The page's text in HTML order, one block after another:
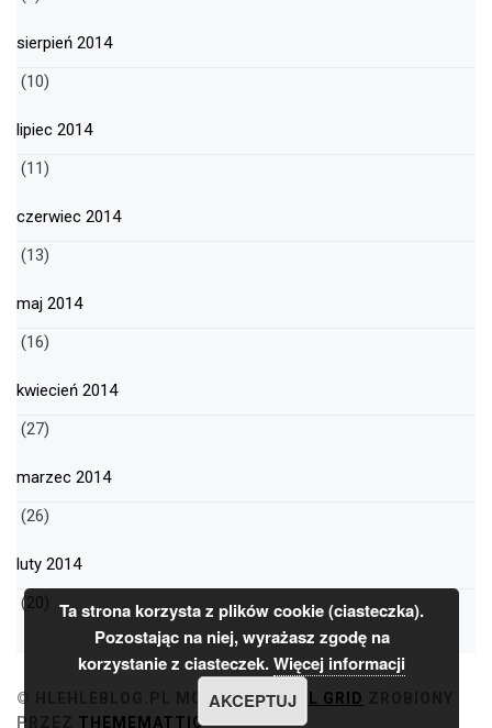
sierpień 2014
(10)
lipiec 2014
(11)
czerwiec 2014
(13)
maj 2014
(16)
kwiecień 2014
(27)
marzec 2014
(26)
luty 2014
(20)
© HLEHLEBLOG.PL MOTYWMINIMAL GRID
PRZEZ THEMEMATTIC
Ta strona korzysta z plików cookie (ciasteczka).
Pozostając na niej, wyrażasz zgodę na
korzystanie z ciasteczek.Więcej informacji
AKCEPTUJ